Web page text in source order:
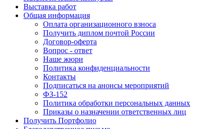
Выставка работ
Общая информация
Оплата организационного взноса
Получить диплом почтой России
Договор-оферта
Вопрос - ответ
Наше жюри
Политика конфиденциальности
Контакты
Подписаться на анонсы мероприятий
ФЗ-152
Политика обработки персональных данных
Приказы о назначении ответственных лиц
Получить Портфолио